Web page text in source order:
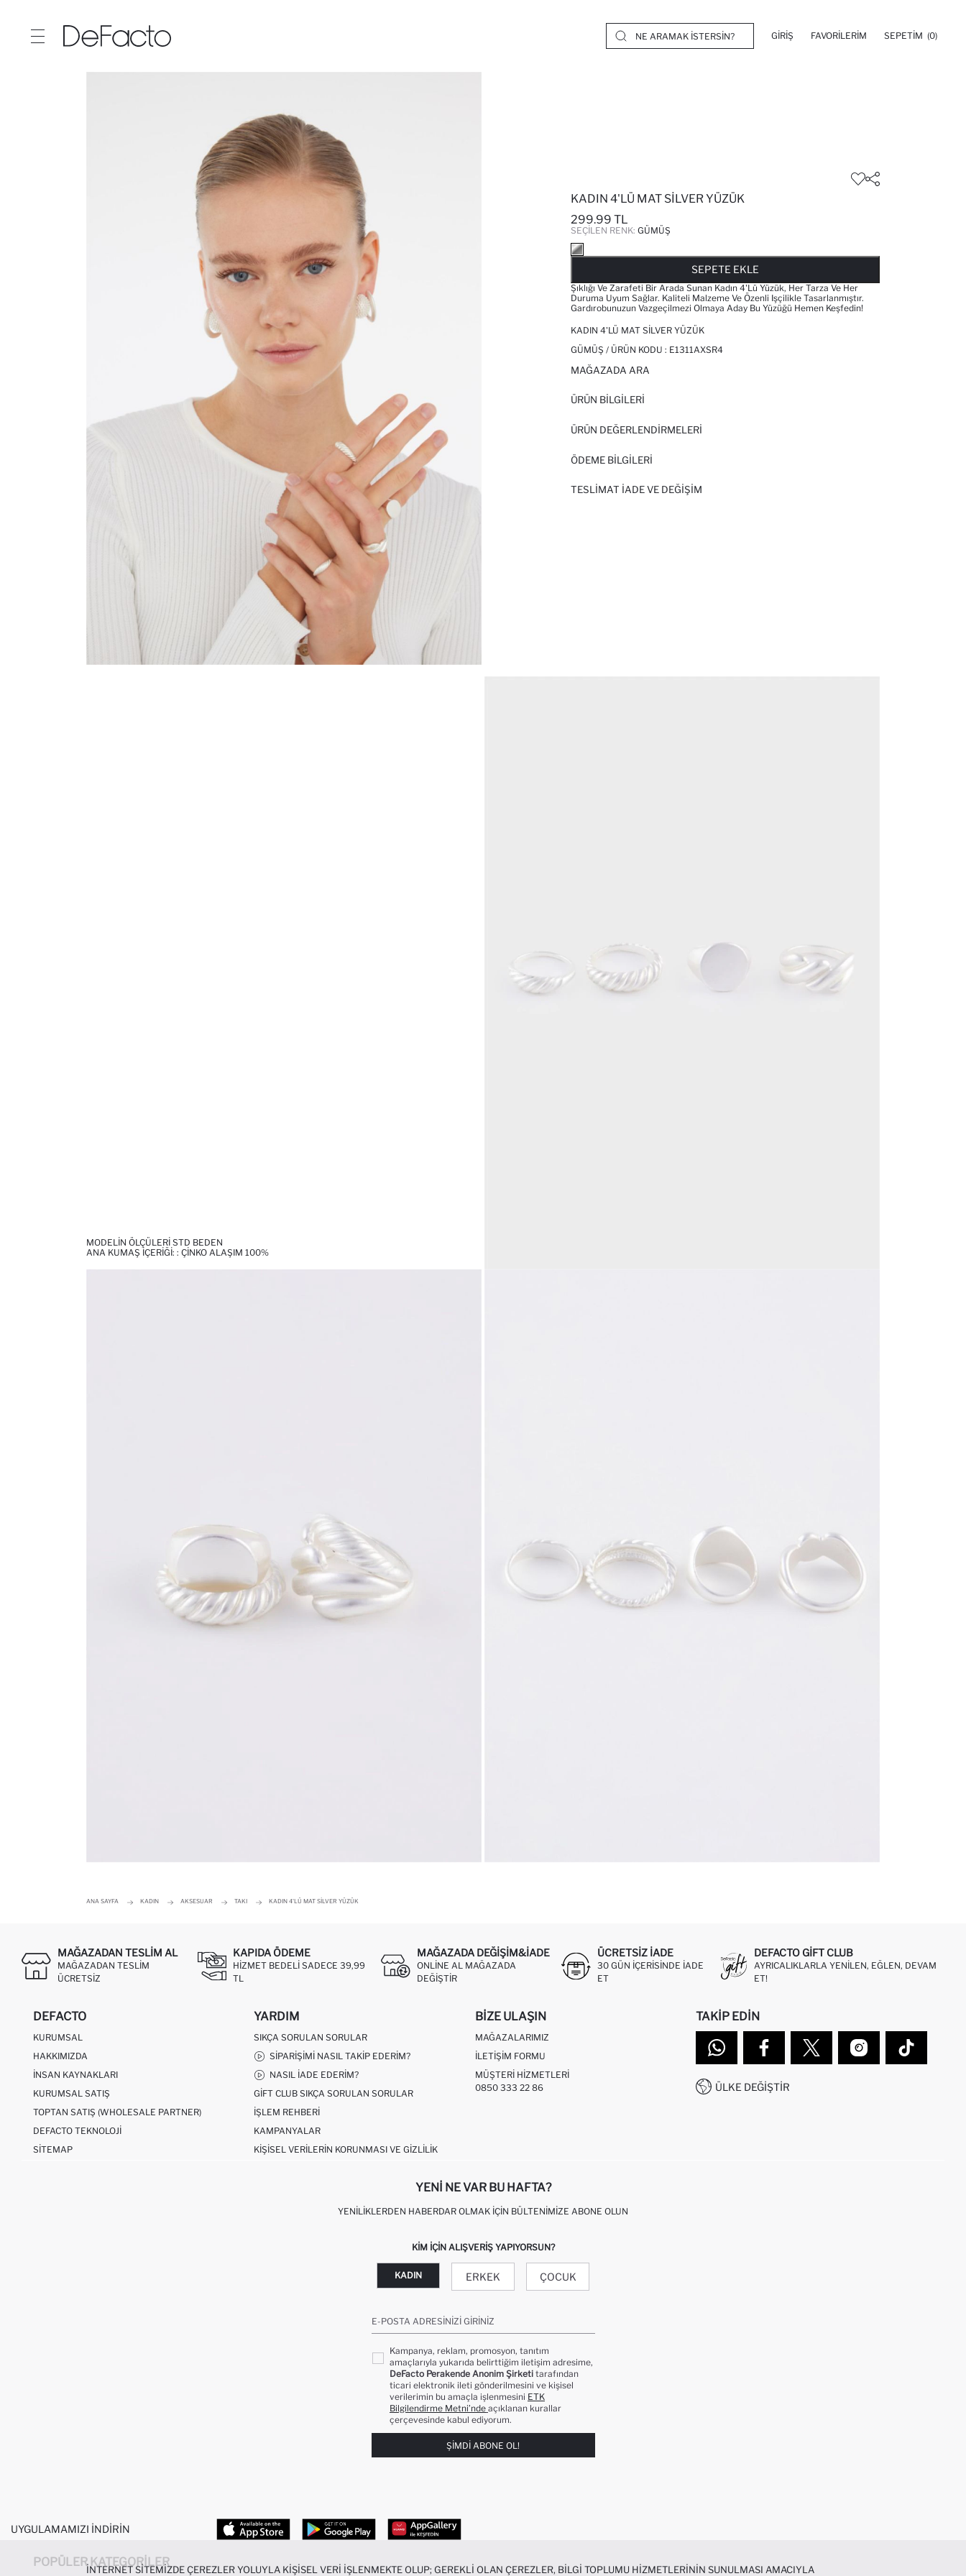
GIRIŞ FAVORILERIM SEPETIM (0)
KADIN 4'LÜ MAT SILVER YÜZÜK
299.99 TL
SEÇILEN RENK: GÜMÜŞ
SEPETE EKLE
Şıklığı Ve Zarafeti Bir Arada Sunan Kadın 4'lü Yüzük, Her Tarza Ve Her
Duruma Uyum Sağlar. Kaliteli Malzeme Ve Özenli Işçilikle Tasarlanmıştır.
Gardırobunuzun Vazgeçilmezi Olmaya Aday Bu Yüzüğü Hemen Keşfedin!
KADIN 4'LÜ MAT SILVER YÜZÜK
GÜMÜŞ / ÜRÜN KODU : E1311AXSR4
MAĞAZADA ARA
ÜRÜN BILGILERI
ÜRÜN DEĞERLENDİRMELERİ
ÖDEME BİLGİLERİ
TESLIMAT İADE VE DEĞIŞIM
MODELIN ÖLÇÜLERI STD BEDEN
ANA KUMAŞ İÇERIĞI: : ÇINKO ALAŞIM 100%
ANA SAYFA KADIN AKSESUAR TAKI KADIN 4'LÜ MAT SILVER YÜZÜK
MAĞAZADAN TESLIM AL
MAĞAZADAN TESLIM
ÜCRETSIZ
KAPIDA ÖDEME
HIZMET BEDELI SADECE 39,99
TL
MAĞAZADA DEĞIŞIM&İADE
ONLINE AL MAĞAZADA
DEĞIŞTIR
ÜCRETSIZ IADE
30 GÜN IÇERISINDE IADE
ET
DEFACTO GIFT CLUB
AYRICALIKLARLA YENILEN, EĞLEN, DEVAM
ET!
DEFACTO
KURUMSAL
HAKKIMIZDA
İNSAN KAYNAKLARI
KURUMSAL SATIŞ
TOPTAN SATIŞ (WHOLESALE PARTNER)
DEFACTO TEKNOLOJI
SITEMAP
YARDIM
SIKÇA SORULAN SORULAR
SIPARIŞIMI NASIL TAKIP EDERIM?
NASIL İADE EDERIM?
GIFT CLUB SIKÇA SORULAN SORULAR
İŞLEM REHBERI
KAMPANYALAR
KIŞISEL VERILERIN KORUNMASI VE GIZLILIK
BIZE ULAŞIN
MAĞAZALARIMIZ
İLETIŞIM FORMU
MÜŞTERI HIZMETLERI
0850 333 22 86
TAKIP EDIN
ÜLKE DEĞIŞTIR
YENI NE VAR BU HAFTA?
YENILIKLERDEN HABERDAR OLMAK İÇIN BÜLTENIMIZE ABONE OLUN
KIM IÇIN ALIŞVERIŞ YAPIYORSUN?
KADIN ERKEK ÇOCUK
E-POSTA ADRESINIZI GIRINIZ
Kampanya, reklam, promosyon, tanıtım
amaçlarıyla yukarıda belirttiğim iletişim adresime,
DeFacto Perakende Anonim Şirketi tarafından
ticari elektronik ileti gönderilmesini ve kişisel
verilerimin bu amaçla işlenmesini ETK
Bilgilendirme Metni’nde açıklanan kurallar
çerçevesinde kabul ediyorum.
ŞIMDI ABONE OL!
UYGULAMAMIZI İNDIRIN
POPÜLER KATEGORILER
İNTERNET SITEMIZDE ÇEREZLER YOLUYLA KIŞISEL VERI IŞLENMEKTE OLUP; GEREKLI OLAN ÇEREZLER, BILGI TOPLUMU HIZMETLERININ SUNULMASI AMACIYLA